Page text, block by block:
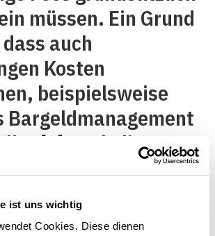
ist uns wichtig
Cookies. Diese dienen
müssen. Ein Grund
auch
Kosten
beispielsweise
Bargeldmanagement
[4] Auch diese
Händler an die